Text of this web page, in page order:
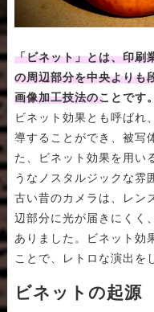
「ビネット」とは、印刷
の周辺部分を中央よりも
画像加工技法のことです。
ビネット効果とも呼ばれ
導することができ、被写
た、ビネット効果を用い
うなノスタルジックな雰
古い昔のカメラは、レン
辺部分に光が届きにくく
ありました。ビネット効
ことで、レトロな演出を
ビネットの起源